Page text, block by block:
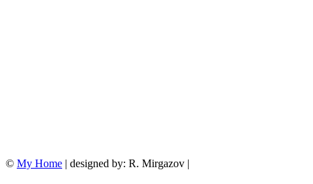
© My Home | designed by: R. Mirgazov |